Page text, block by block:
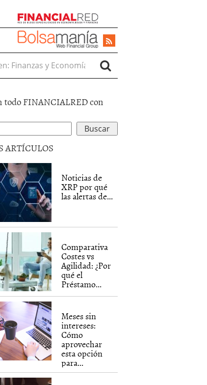
todo FINANCIALRED con
ARTÍCULOS
Noticias de
XRP por qué
las alertas de...
Comparativa
Costes vs
Agilidad: ¿Por
qué el
Préstamo...
Meses sin
intereses:
Cómo
aprovechar
esta opción
para...